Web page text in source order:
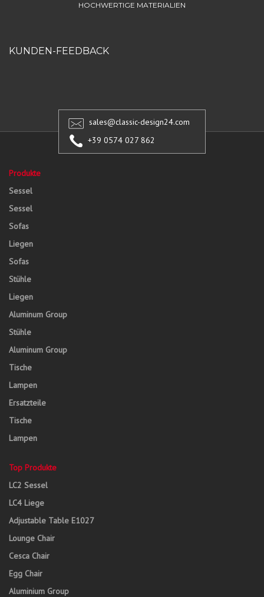
HOCHWERTIGE MATERIALIEN
KUNDEN-FEEDBACK
sales@classic-design24.com
+39 0574 027 862
Produkte
Sessel
Sessel
Sofas
Liegen
Sofas
Stühle
Liegen
Aluminum Group
Stühle
Aluminum Group
Tische
Lampen
Ersatzteile
Tische
Lampen
Top Produkte
LC2 Sessel
LC4 Liege
Adjustable Table E1027
Lounge Chair
Cesca Chair
Egg Chair
Aluminium Group